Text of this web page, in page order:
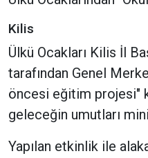
Kilis
Ülkü Ocakları Kilis İl
tarafından Genel
öncesi eğitim projesi"
geleceğin umutları
Yapılan etkinlik ile